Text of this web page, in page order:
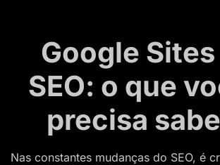
Google Sites
SEO: o que
precisa
Nas constantes mudanças do SEO, é